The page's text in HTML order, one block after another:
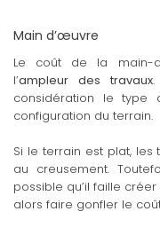
Main d’œuvre
Le coût de la main-
l’ampleur des travaux.
considération le type
configuration du terrain.
Si le terrain est plat, les
au creusement.
possible qu’il faille
alors faire gonfler le